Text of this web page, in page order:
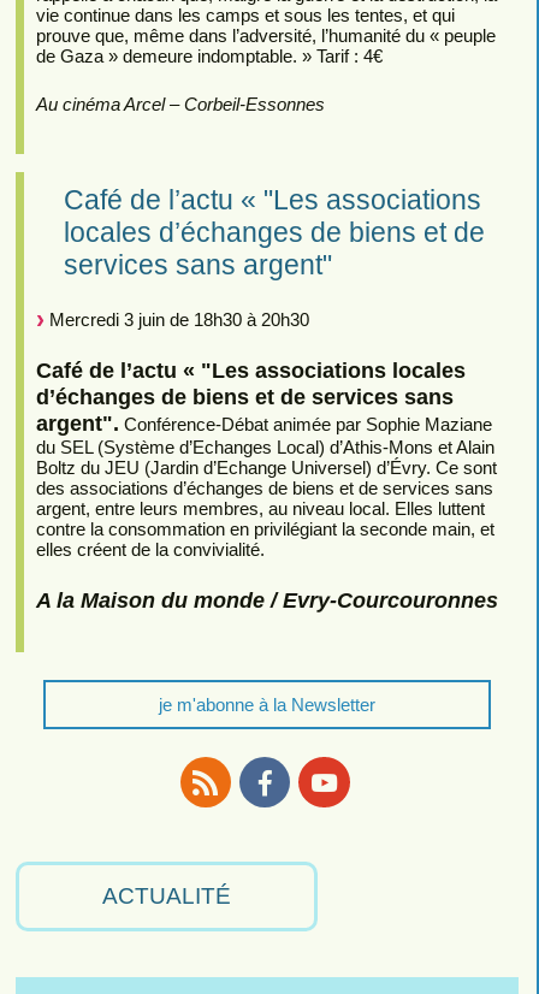
vie continue dans les camps et sous les tentes, et qui
prouve que, même dans l’adversité, l’humanité du « peuple
de Gaza » demeure indomptable. » Tarif : 4€
Au cinéma Arcel – Corbeil-Essonnes
Café de l’actu « "Les associations
locales d’échanges de biens et de
services sans argent"
Mercredi 3 juin de 18h30 à 20h30
Café de l’actu « "Les associations locales
d’échanges de biens et de services sans
argent". Conférence-Débat animée par Sophie Maziane
du SEL (Système d’Echanges Local) d’Athis-Mons et Alain
Boltz du JEU (Jardin d’Echange Universel) d’Évry. Ce sont
des associations d’échanges de biens et de services sans
argent, entre leurs membres, au niveau local. Elles luttent
contre la consommation en privilégiant la seconde main, et
elles créent de la convivialité.
A la Maison du monde / Evry-Courcouronnes
je m'abonne à la Newsletter
ACTUALITÉ